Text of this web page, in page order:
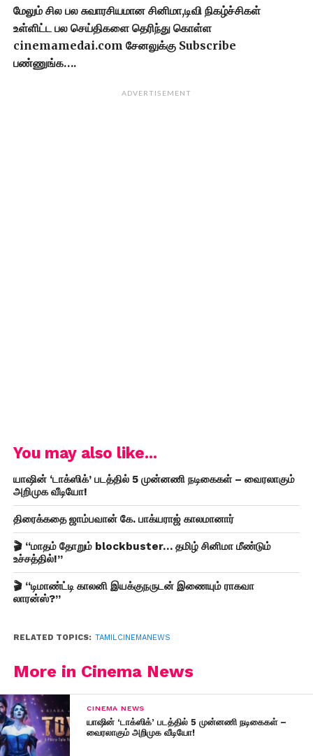
மேலும் சில பல சுவாரசியமான சினிமா,டிவி நிகழ்ச்சிகள்
உள்ளிட்ட பல செய்திகளை தெரிந்து கொள்ள
cinemamedai.com சேனலுக்கு Subscribe
பண்ணுங்க….
ADVERTISEMENT
You may also like...
யாஷின் ‘டாக்ஸிக்’ படத்தில் 5 முன்னணி நடிகைகள் – வைரலாகும்
அறிமுக வீடியோ!
திரைக்கதை ஜாம்பவான் கே. பாக்யராஜ் காலமானார்
🎬 “மாதம் தோறும் blockbuster… தமிழ் சினிமா மீண்டும்
உச்சத்தில்!”
🎬 “டிமாண்ட்டி காலனி இயக்குநருடன் இணையும் ராகவா
லாரன்ஸ்?”
RELATED TOPICS: TAMILCINEMANEWS
More in Cinema News
CINEMA NEWS
யாஷின் ‘டாக்ஸிக்’ படத்தில் 5 முன்னணி நடிகைகள் –
வைரலாகும் அறிமுக வீடியோ!